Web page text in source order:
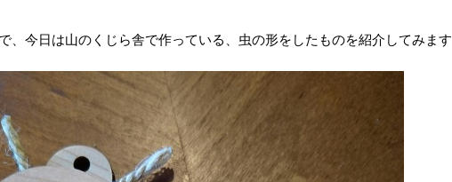
、今日は山のくじら舎で作っている、虫の形をしたものを紹介してみます